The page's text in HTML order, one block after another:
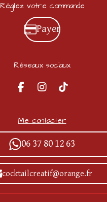
Réglez votre commande
Payer
Réseaux sociaux
F
e
b
o
o
k
I
t
a
g
r
a
m
T
T
o
k
Me contacter
06 37 80 12 63
cocktailcreatif@orange.fr